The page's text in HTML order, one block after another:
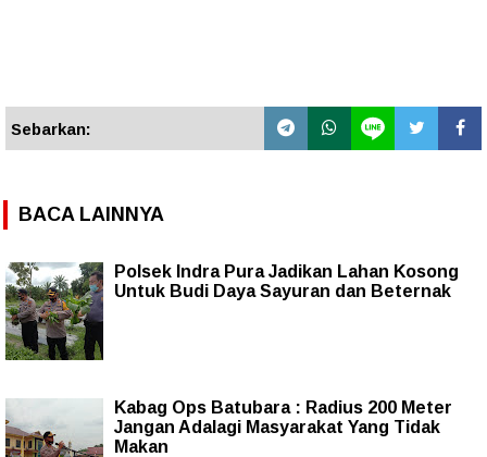
Sebarkan:
BACA LAINNYA
Polsek Indra Pura Jadikan Lahan Kosong
Untuk Budi Daya Sayuran dan Beternak
Kabag Ops Batubara : Radius 200 Meter
Jangan Adalagi Masyarakat Yang Tidak
Makan